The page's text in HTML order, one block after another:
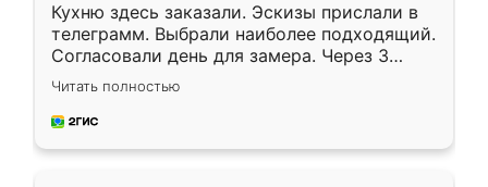
Кухню здесь заказали. Эскизы прислали в
телеграмм. Выбрали наиболее подходящий.
Согласовали день для замера. Через 3
недели кухня была уже готова. Остались
довольны работой. Спасибо Ренессанс
мебель за качественную работу!
Читать полностью